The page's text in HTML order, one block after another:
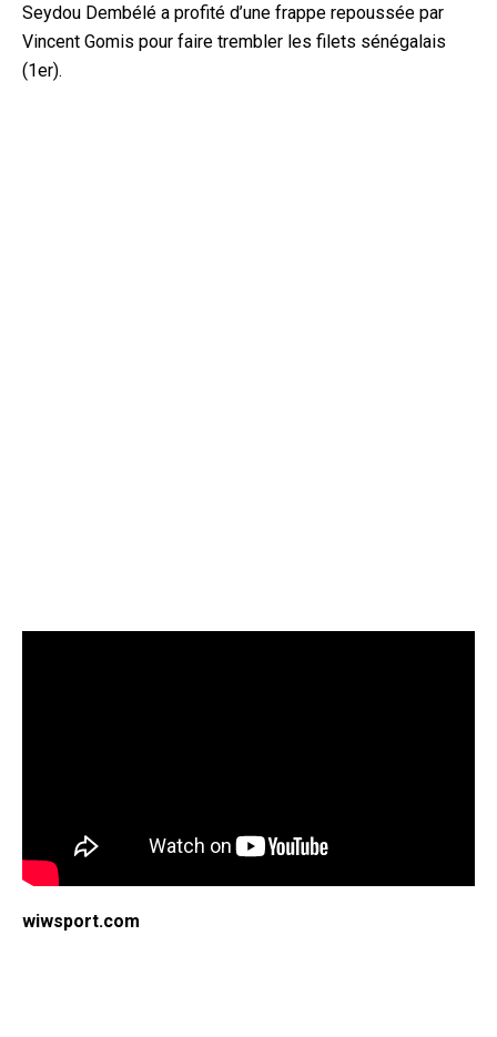
Seydou Dembélé a profité d’une frappe repoussée par
Vincent Gomis pour faire trembler les filets sénégalais
(1er).
wiwsport.com